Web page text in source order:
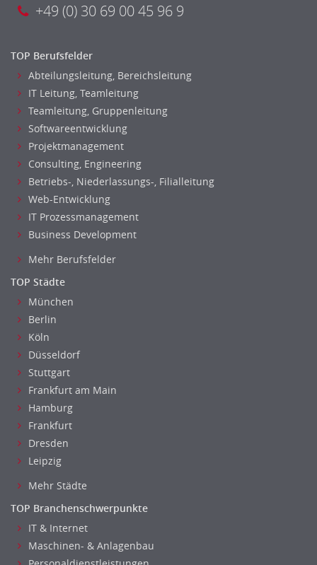
Investment-Banking
Teamleitung
Mergers & Acquisitions
Privatkundengeschäft
Mathematik, Produkt, Statistik
Versicherung: Sachbearbeitung
Zahlungsverkehr
Ausbilder
Berufsschule
Erwachsenenbildung
Erzieher
Kindergarten, KiTa, Vorschule
Unterricht: Sekundarstufe
Architektur
Fotografie, Video
Grafik- und Kommunikationsdesign
Medien-, Screen-, Webdesign
Modedesign, Schmuckdesign
Produktdesign, Industriedesign
Theater, Schauspiel, Musik, Tanz
Einkauf
Logistik
+49 (0) 30 69 00 45 96 9
TOP Berufsfelder
Abteilungsleitung, Bereichsleitung
IT Leitung, Teamleitung
Teamleitung, Gruppenleitung
Softwareentwicklung
Projektmanagement
Consulting, Engineering
Betriebs-, Niederlassungs-, Filialleitung
Web-Entwicklung
IT Prozessmanagement
Business Development
Mehr Berufsfelder
TOP Städte
München
Berlin
Köln
Düsseldorf
Stuttgart
Frankfurt am Main
Hamburg
Frankfurt
Dresden
Leipzig
Mehr Städte
TOP Branchenschwerpunkte
IT & Internet
Maschinen- & Anlagenbau